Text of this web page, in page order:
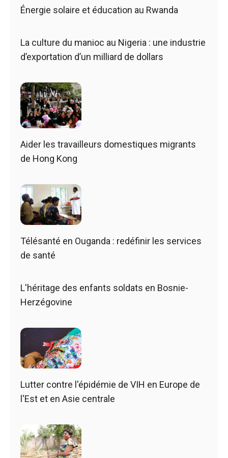
Énergie solaire et éducation au Rwanda
La culture du manioc au Nigeria : une industrie
d’exportation d’un milliard de dollars
Aider les travailleurs domestiques migrants
de Hong Kong
Télésanté en Ouganda : redéfinir les services
de santé
L'héritage des enfants soldats en Bosnie-
Herzégovine
Lutter contre l'épidémie de VIH en Europe de
l'Est et en Asie centrale